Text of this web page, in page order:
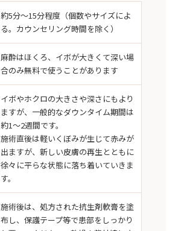
約5分〜15分程度（個数やサイズによ
る。カウンセリング時間を除く）
麻酔はほくろ、イボが大きくて深い場
合のみ無料で使うことがあります
イボやホクロの大きさや深さにもより
ますが、一般的なダウンタイム期間は
約1〜2週間です。
施術直後は軽いくぼみが生じて赤みが
出ますが、新しい皮膚の再生とともに
徐々に平らな状態に落ち着いていきま
す。
施術後は、処方された抗生剤軟膏を塗
布し、保護テープ等で患部をしっかり